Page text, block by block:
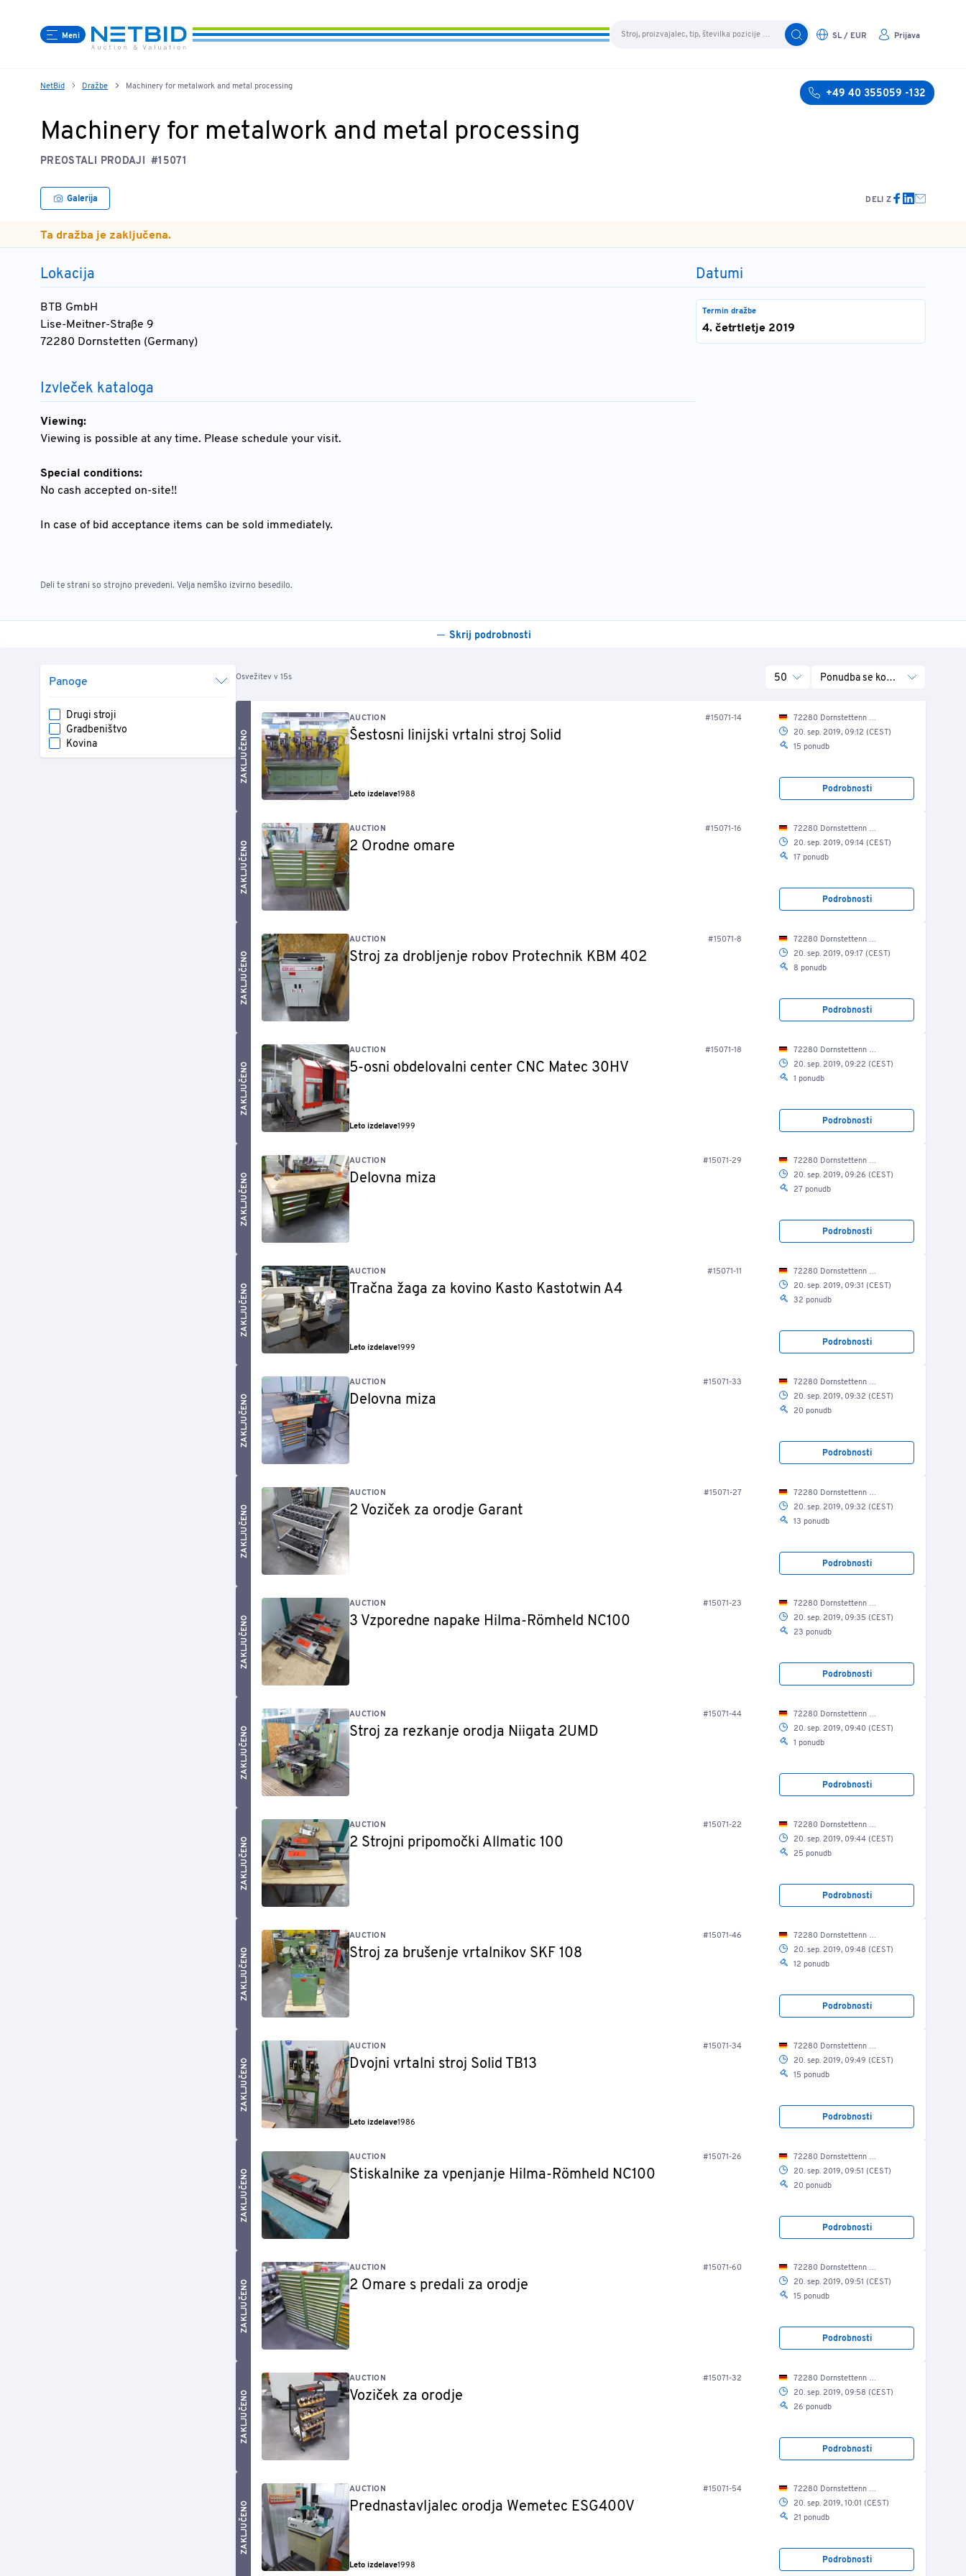
Meni SL / EUR Prijava
NetBid Dražbe Machinery for metalwork and metal processing
+49 40 355059 -132
Machinery for metalwork and metal processing
PREOSTALI PRODAJI #15071
Galerija DELI Z
Ta dražba je zaključena.
Datumi
Termin dražbe
4. četrtletje 2019
Lokacija
BTB GmbH
Lise-Meitner-Straße 9
72280 Dornstetten (Germany)
Izvleček kataloga
Viewing:
Viewing is possible at any time. Please schedule your visit.
Special conditions:
No cash accepted on-site!!
In case of bid acceptance items can be sold immediately.
Deli te strani so strojno prevedeni. Velja nemško izvirno besedilo.
Skrij podrobnosti
Panoge
Drugi stroji
Gradbeništvo
Kovina
Osvežitev v 15s 50 Ponudba se konča
ZAKLJUČENO
AUCTION #15071-14
Šestosni linijski vrtalni stroj Solid
Leto izdelave1988
72280 Dornstettenn Lise-Meitner-Str. 9/ Produktionshalle
20. sep. 2019, 09:12 (CEST)
15 ponudb
Podrobnosti
ZAKLJUČENO
AUCTION #15071-16
2 Orodne omare
72280 Dornstettenn Lise-Meitner-Str. 9/ Produktionshalle
20. sep. 2019, 09:14 (CEST)
17 ponudb
Podrobnosti
ZAKLJUČENO
AUCTION #15071-8
Stroj za drobljenje robov Protechnik KBM 402
72280 Dornstettenn Lise-Meitner-Str. 9/ Produktionshalle
20. sep. 2019, 09:17 (CEST)
8 ponudb
Podrobnosti
ZAKLJUČENO
AUCTION #15071-18
5-osni obdelovalni center CNC Matec 30HV
Leto izdelave1999
72280 Dornstettenn Lise-Meitner-Str. 9/ Produktionshalle
20. sep. 2019, 09:22 (CEST)
1 ponudb
Podrobnosti
ZAKLJUČENO
AUCTION #15071-29
Delovna miza
72280 Dornstettenn Lise-Meitner-Str. 9/ Produktionshalle
20. sep. 2019, 09:26 (CEST)
27 ponudb
Podrobnosti
ZAKLJUČENO
AUCTION #15071-11
Tračna žaga za kovino Kasto Kastotwin A4
Leto izdelave1999
72280 Dornstettenn Lise-Meitner-Str. 9/ Produktionshalle
20. sep. 2019, 09:31 (CEST)
32 ponudb
Podrobnosti
ZAKLJUČENO
AUCTION #15071-33
Delovna miza
72280 Dornstettenn Lise-Meitner-Str. 9/ Produktionshalle
20. sep. 2019, 09:32 (CEST)
20 ponudb
Podrobnosti
ZAKLJUČENO
AUCTION #15071-27
2 Voziček za orodje Garant
72280 Dornstettenn Lise-Meitner-Str. 9/ Produktionshalle
20. sep. 2019, 09:32 (CEST)
13 ponudb
Podrobnosti
ZAKLJUČENO
AUCTION #15071-23
3 Vzporedne napake Hilma-Römheld NC100
72280 Dornstettenn Lise-Meitner-Str. 9/ Produktionshalle
20. sep. 2019, 09:35 (CEST)
23 ponudb
Podrobnosti
ZAKLJUČENO
AUCTION #15071-44
Stroj za rezkanje orodja Niigata 2UMD
72280 Dornstettenn Lise-Meitner-Str. 9/ Produktionshalle
20. sep. 2019, 09:40 (CEST)
1 ponudb
Podrobnosti
ZAKLJUČENO
AUCTION #15071-22
2 Strojni pripomočki Allmatic 100
72280 Dornstettenn Lise-Meitner-Str. 9/ Produktionshalle
20. sep. 2019, 09:44 (CEST)
25 ponudb
Podrobnosti
ZAKLJUČENO
AUCTION #15071-46
Stroj za brušenje vrtalnikov SKF 108
72280 Dornstettenn Lise-Meitner-Str. 9/ Produktionshalle
20. sep. 2019, 09:48 (CEST)
12 ponudb
Podrobnosti
ZAKLJUČENO
AUCTION #15071-34
Dvojni vrtalni stroj Solid TB13
Leto izdelave1986
72280 Dornstettenn Lise-Meitner-Str. 9/ Produktionshalle
20. sep. 2019, 09:49 (CEST)
15 ponudb
Podrobnosti
ZAKLJUČENO
AUCTION #15071-26
Stiskalnike za vpenjanje Hilma-Römheld NC100
72280 Dornstettenn Lise-Meitner-Str. 9/ Produktionshalle
20. sep. 2019, 09:51 (CEST)
20 ponudb
Podrobnosti
ZAKLJUČENO
AUCTION #15071-60
2 Omare s predali za orodje
72280 Dornstettenn Lise-Meitner-Str. 9/ Werkzeugraum
20. sep. 2019, 09:51 (CEST)
15 ponudb
Podrobnosti
ZAKLJUČENO
AUCTION #15071-32
Voziček za orodje
72280 Dornstettenn Lise-Meitner-Str. 9/ Produktionshalle
20. sep. 2019, 09:58 (CEST)
26 ponudb
Podrobnosti
ZAKLJUČENO
AUCTION #15071-54
Prednastavljalec orodja Wemetec ESG400V
Leto izdelave1998
72280 Dornstettenn Lise-Meitner-Str. 9/ Werkzeugraum
20. sep. 2019, 10:01 (CEST)
21 ponudb
Podrobnosti